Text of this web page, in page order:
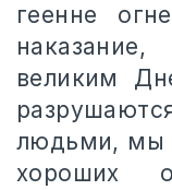
геенне
великим
людьми, мы
хороших